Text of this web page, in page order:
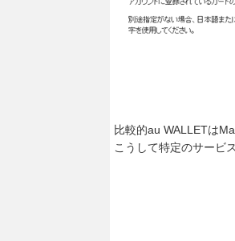
比較的au WALLETは
こうして特定のサービ